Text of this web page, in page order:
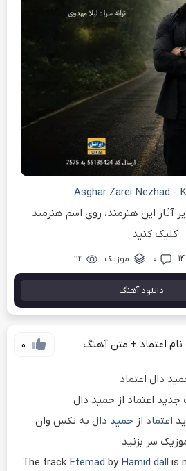
Asghar Zarei Nezhad -
آثار این هنرمند، روی اسم هنرمند
کلیک کنید
۰ موزیک ۱۱۴
دانلود آهنگ
0 اعتماد + متن آهنگ
دال اعتماد
جدید اعتماد از حمید دال
اعتماد از حمید دال به نکس وان
سر بزنید
The track Etemad by Hamid dall is